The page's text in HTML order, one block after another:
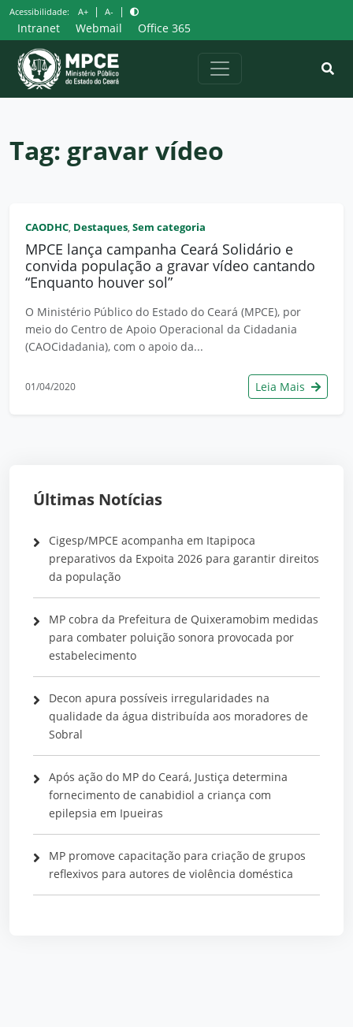
Pular
para
o
conteúdo
Acessibilidade: A+ | A- |
Intranet Webmail Office 365
Tag: gravar vídeo
CAODHC, Destaques, Sem categoria
MPCE lança campanha Ceará Solidário e
convida população a gravar vídeo cantando
“Enquanto houver sol”
O Ministério Público do Estado do Ceará (MPCE), por
meio do Centro de Apoio Operacional da Cidadania
(CAOCidadania), com o apoio da...
01/04/2020 Leia Mais
Últimas Notícias
Cigesp/MPCE acompanha em Itapipoca
preparativos da Expoita 2026 para garantir direitos
da população
MP cobra da Prefeitura de Quixeramobim medidas
para combater poluição sonora provocada por
estabelecimento
Decon apura possíveis irregularidades na
qualidade da água distribuída aos moradores de
Sobral
Após ação do MP do Ceará, Justiça determina
fornecimento de canabidiol a criança com
epilepsia em Ipueiras
MP promove capacitação para criação de grupos
reflexivos para autores de violência doméstica